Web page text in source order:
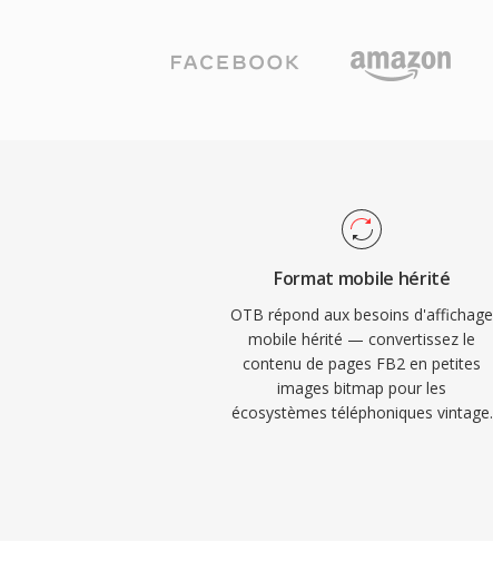
Format mobile hérité
OTB répond aux besoins d'affichage
mobile hérité — convertissez le
contenu de pages FB2 en petites
images bitmap pour les
écosystèmes téléphoniques vintage.